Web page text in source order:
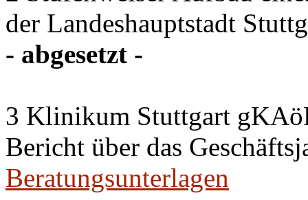
der Landeshauptstadt
- abgesetzt -
3 Klinikum Stuttgart
Bericht über das
Beratungsunterlagen